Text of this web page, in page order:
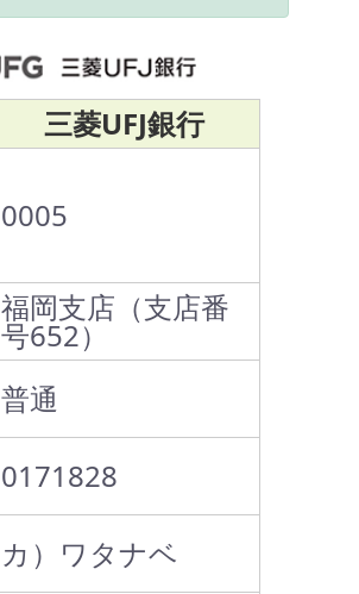
三菱UFJ銀行
0005
福岡支店（支店番
号652）
普通
0171828
カ）ワタナベ